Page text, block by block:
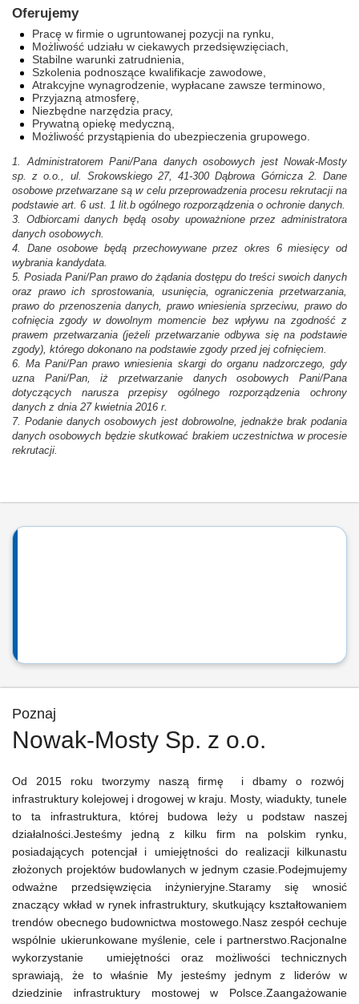
Oferujemy
Pracę w firmie o ugruntowanej pozycji na rynku,
Możliwość udziału w ciekawych przedsięwzięciach,
Stabilne warunki zatrudnienia,
Szkolenia podnoszące kwalifikacje zawodowe,
Atrakcyjne wynagrodzenie, wypłacane zawsze terminowo,
Przyjazną atmosferę,
Niezbędne narzędzia pracy,
Prywatną opiekę medyczną,
Możliwość przystąpienia do ubezpieczenia grupowego.
1. Administratorem Pani/Pana danych osobowych jest Nowak-Mosty
sp. z o.o., ul. Srokowskiego 27, 41-300 Dąbrowa Górnicza 2. Dane
osobowe przetwarzane są w celu przeprowadzenia procesu rekrutacji na
podstawie art. 6 ust. 1 lit.b ogólnego rozporządzenia o ochronie danych.
3. Odbiorcami danych będą osoby upoważnione przez administratora
danych osobowych.
4. Dane osobowe będą przechowywane przez okres 6 miesięcy od
wybrania kandydata.
5. Posiada Pani/Pan prawo do żądania dostępu do treści swoich danych
oraz prawo ich sprostowania, usunięcia, ograniczenia przetwarzania,
prawo do przenoszenia danych, prawo wniesienia sprzeciwu, prawo do
cofnięcia zgody w dowolnym momencie bez wpływu na zgodność z
prawem przetwarzania (jeżeli przetwarzanie odbywa się na podstawie
zgody), którego dokonano na podstawie zgody przed jej cofnięciem.
6. Ma Pani/Pan prawo wniesienia skargi do organu nadzorczego, gdy
uzna Pani/Pan, iż przetwarzanie danych osobowych Pani/Pana
dotyczących narusza przepisy ogólnego rozporządzenia ochrony
danych z dnia 27 kwietnia 2016 r.
7. Podanie danych osobowych jest dobrowolne, jednakże brak podania
danych osobowych będzie skutkować brakiem uczestnictwa w procesie
rekrutacji.
Poznaj
Nowak-Mosty Sp. z o.o.
Od 2015 roku tworzymy naszą firmę i dbamy o rozwój
infrastruktury kolejowej i drogowej w kraju. Mosty, wiadukty, tunele
to ta infrastruktura, której budowa leży u podstaw naszej
działalności.Jesteśmy jedną z kilku firm na polskim rynku,
posiadających potencjał i umiejętności do realizacji kilkunastu
złożonych projektów budowlanych w jednym czasie.Podejmujemy
odważne przedsięwzięcia inżynieryjne.Staramy się wnosić
znaczący wkład w rynek infrastruktury, skutkujący kształtowaniem
trendów obecnego budownictwa mostowego.Nasz zespół cechuje
wspólnie ukierunkowane myślenie, cele i partnerstwo.Racjonalne
wykorzystanie umiejętności oraz możliwości technicznych
sprawiają, że to właśnie My jesteśmy jednym z liderów w
dziedzinie infrastruktury mostowej w Polsce.Zaangażowanie